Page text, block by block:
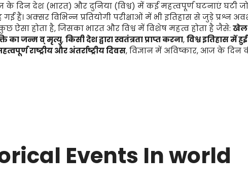
दिन देश (भारत) और दुनिया (विश्व) में कई महत्वपूर्ण घटनाएं घटी जो
हैं। अक्सर विभिन्न प्रतियोगी परीक्षाओं में भी इतिहास से जुड़े प्रश्न
ऐसा होता है, जिसका भारत और विश्व में विशेष महत्व होता है जैसे:
का जन्म व् मृत्यु,किसी देश द्वारा स्वतंत्रता प्राप्त करना,विश्व इतिहास में हुई
राष्ट्रीय और अंतर्राष्ट्रीय दिवस, विज्ञान में अविष्कार, आज के दिन
Events In world